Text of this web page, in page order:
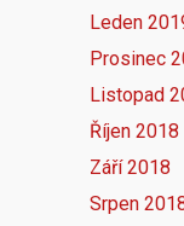
Leden
Prosinec
Listopad
Říjen 2018
Září 2018
Srpen